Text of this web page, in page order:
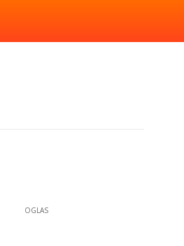
OGLAS